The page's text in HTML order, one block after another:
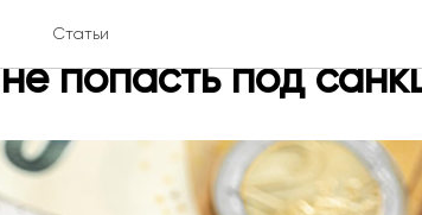
Статьинужно знать,
попасть под